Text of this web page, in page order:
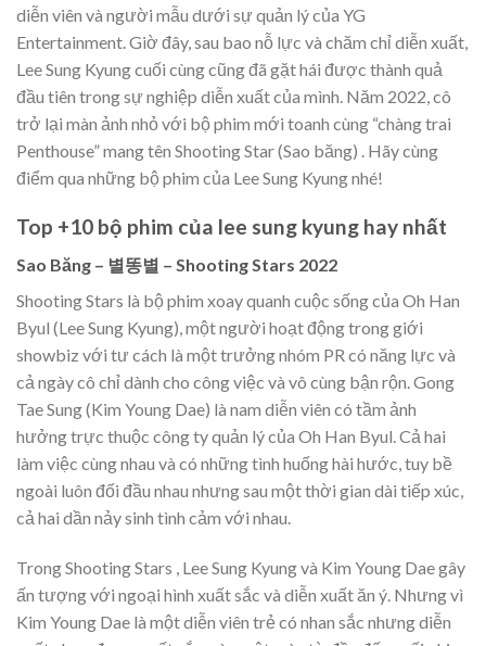
diễn viên và người mẫu dưới sự quản lý của YG
Entertainment. Giờ đây, sau bao nỗ lực và chăm chỉ diễn xuất,
Lee Sung Kyung cuối cùng cũng đã gặt hái được thành quả
đầu tiên trong sự nghiệp diễn xuất của mình. Năm 2022, cô
trở lại màn ảnh nhỏ với bộ phim mới toanh cùng “chàng trai
Penthouse” mang tên Shooting Star (Sao băng) . Hãy cùng
điểm qua những bộ phim của Lee Sung Kyung nhé!
Top +10 bộ phim của lee sung kyung hay nhất
Sao Băng – 별똥별 – Shooting Stars 2022
Shooting Stars là bộ phim xoay quanh cuộc sống của Oh Han
Byul (Lee Sung Kyung), một người hoạt động trong giới
showbiz với tư cách là một trưởng nhóm PR có năng lực và
cả ngày cô chỉ dành cho công việc và vô cùng bận rộn. Gong
Tae Sung (Kim Young Dae) là nam diễn viên có tầm ảnh
hưởng trực thuộc công ty quản lý của Oh Han Byul. Cả hai
làm việc cùng nhau và có những tình huống hài hước, tuy bề
ngoài luôn đối đầu nhau nhưng sau một thời gian dài tiếp xúc,
cả hai dần nảy sinh tình cảm với nhau.
Trong Shooting Stars , Lee Sung Kyung và Kim Young Dae gây
ấn tượng với ngoại hình xuất sắc và diễn xuất ăn ý. Nhưng vì
Kim Young Dae là một diễn viên trẻ có nhan sắc nhưng diễn